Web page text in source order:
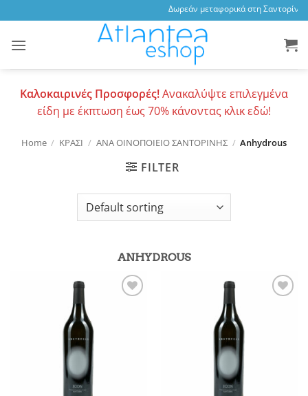
to
content
Δωρεάν μεταφορικά στη
Καλοκαιρινές Προσφορές!Ανακαλύψτε επιλεγμένα
είδη με έκπτωση έως 70% κάνοντας κλικ εδώ!
Home / ΚΡΑΣΙ / ΑΝΑ ΟΙΝΟΠΟΙΕΙΟ ΣΑΝΤΟΡΙΝΗΣ / Anhydrous
FILTER
ANHYDROUS